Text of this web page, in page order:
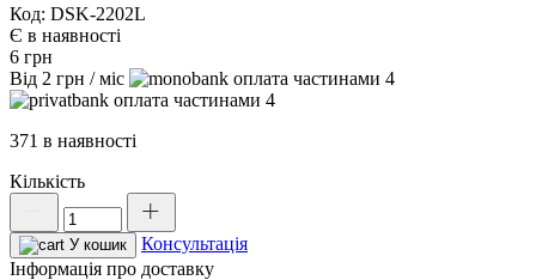
Код: DSK-2202L
Є в наявності
6 грн
Від 2 грн / міс
4
4
371 в наявності
Кількість
Крапельниця
прикоренева
кутова
довга
У кошик
Консультація
Інформація про доставку